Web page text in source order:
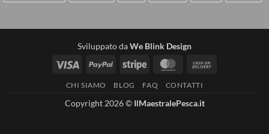
Sviluppato daWe Blink Design
Visa
PayPal Stripe MasterCard
CHI SIAMO BLOG FAQ CONTATTI
Copyright 2026 © IlMaestralePesca.it